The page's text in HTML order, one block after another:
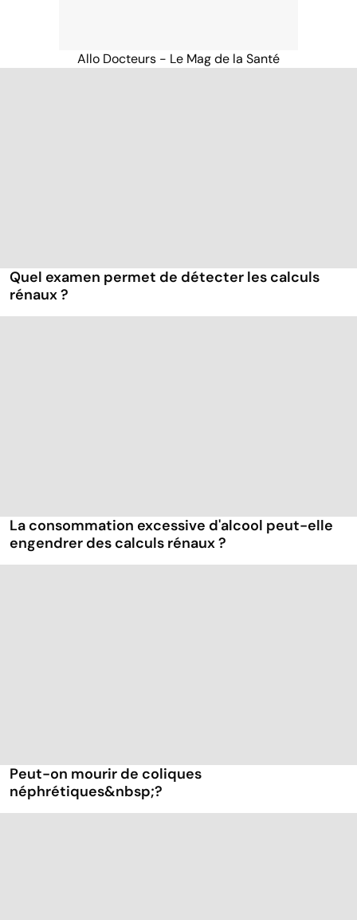
Allo Docteurs - Le Mag de la Santé
Quel examen permet de détecter les calculs
rénaux ?
La consommation excessive d'alcool peut-elle
engendrer des calculs rénaux ?
Peut-on mourir de coliques
néphrétiques&nbsp;?